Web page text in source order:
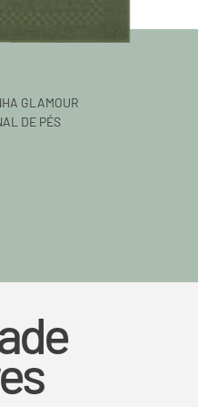
GLAMOUR
DE PÉS